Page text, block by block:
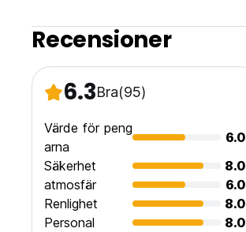
Recensioner
6.3Bra(95)
Värde för peng
arna
6.0
Säkerhet
8.0
atmosfär
6.0
Renlighet
8.0
Personal
8.0